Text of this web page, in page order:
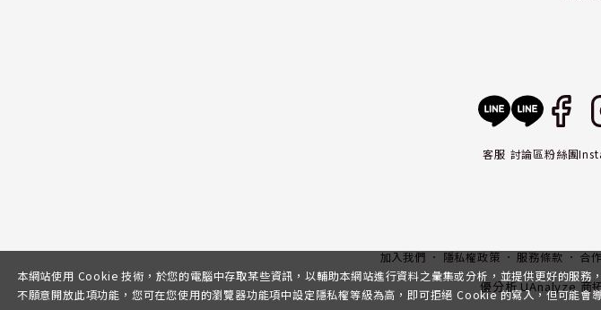
客服 討論區粉絲團
加入我們 隱私權政策 服務條款 合
優分析 UAnalyze 商
本網站使用 Cookie 技術，於您的電腦中存取某些資訊，以輔助本網站進行資料之彙集或分析，並提供更好的服
不願意開放此項功能，您可在您使用的瀏覽器功能項中設定隱私權等級為高，即可拒絕 Cookie 的寫入，但可能會